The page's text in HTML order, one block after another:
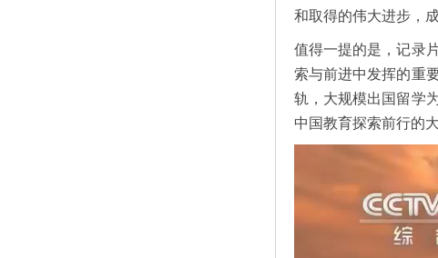
和取得的伟大进步，
值得一提的是，记录
索与前进中发挥的重
轨，大规模出国留学
中国教育探索前行的大